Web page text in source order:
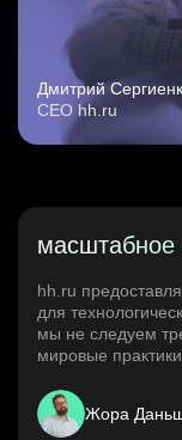
Дмитрий
CEO hh.ru
масштабное
hh.ru
для
мы не следуем
мировые
Жора